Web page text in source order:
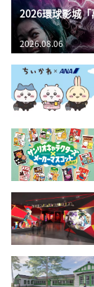
2026環球影城
2026.08.06